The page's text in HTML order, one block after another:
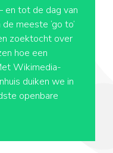
en tot de dag van
meeste ‘go to’
zoektocht over
hoe een
Wikimedia-
duiken we in
openbare